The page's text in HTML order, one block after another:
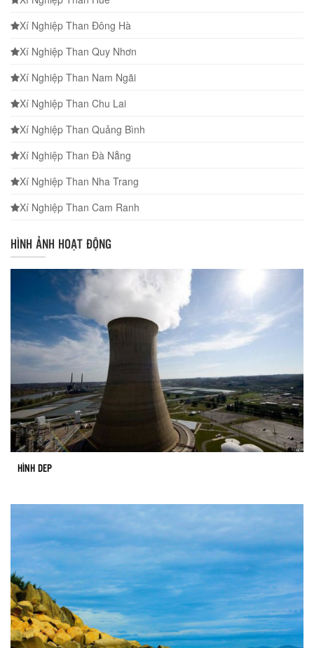
Xí Nghiệp Than Đông Hà
Xí Nghiệp Than Quy Nhơn
Xí Nghiệp Than Nam Ngãi
Xí Nghiệp Than Chu Lai
Xí Nghiệp Than Quảng Bình
Xí Nghiệp Than Đà Nẵng
Xí Nghiệp Than Nha Trang
Xí Nghiệp Than Cam Ranh
HÌNH ẢNH HOẠT ĐỘNG
HÌNH DEP